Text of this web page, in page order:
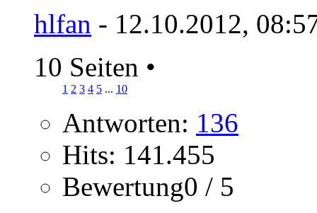
hlfan - 12.10.2012,
10 Seiten •
1 2 3 4 5 ... 10
Antworten: 136
Hits: 141.455
Bewertung0 / 5